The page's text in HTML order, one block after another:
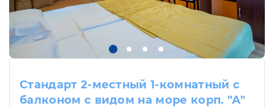
Стандарт 2-местный 1-комнатный с
балконом с видом на море корп. "А"